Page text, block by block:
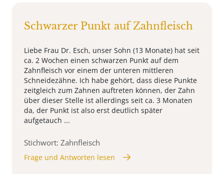
Schwarzer Punkt auf Zahnfleisch
Liebe Frau Dr. Esch, unser Sohn (13 Monate) hat seit
ca. 2 Wochen einen schwarzen Punkt auf dem
Zahnfleisch vor einem der unteren mittleren
Schneidezähne. Ich habe gehört, dass diese Punkte
zeitgleich zum Zahnen auftreten können, der Zahn
über dieser Stelle ist allerdings seit ca. 3 Monaten
da, der Punkt ist also erst deutlich später
aufgetauch ...
Stichwort: Zahnfleisch
Frage und Antworten lesen